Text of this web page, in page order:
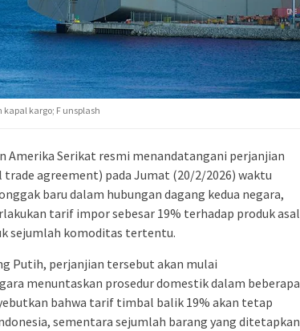
kargo; F unsplash
Amerika Serikat resmi menandatangani perjanjian
agreement) pada Jumat (20/2/2026) waktu
baru dalam hubungan dagang kedua negara,
tarif impor sebesar 19% terhadap produk asal
sejumlah komoditas tertentu.
Putih, perjanjian tersebut akan mulai
menuntaskan prosedur domestik dalam beberapa
bahwa tarif timbal balik 19% akan tetap
sementara sejumlah barang yang ditetapkan